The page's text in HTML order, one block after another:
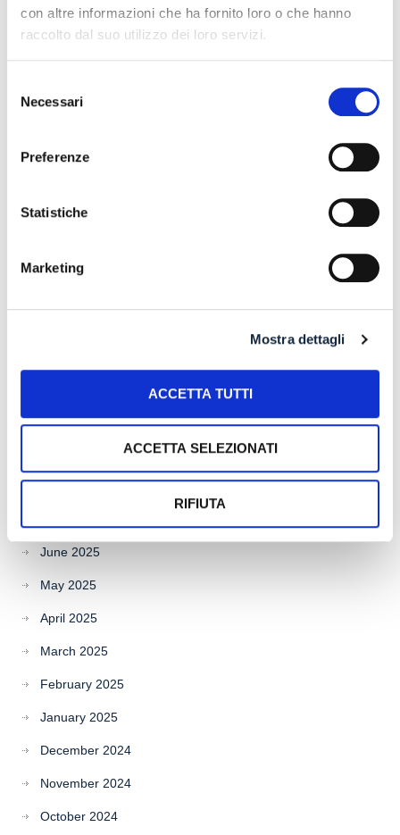
con altre informazioni che ha fornito loro o che hanno
raccolto dal suo utilizzo dei loro servizi.
delNecessari
Preferenze
Statistiche
Marketing
Mostra dettagli
ACCETTA TUTTI
ACCETTA SELEZIONATI
RIFIUTA
Archives
July 2026
May 2026
November 2025
September 2025
June 2025
May 2025
April 2025
March 2025
February 2025
January 2025
December 2024
November 2024
October 2024